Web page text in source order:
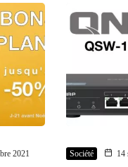
2021 Société 14